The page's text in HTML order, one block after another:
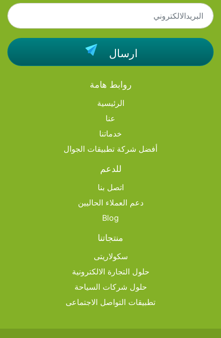
ارسال
روابط هامة
الرئيسية
عنا
خدماتنا
أفضل شركة تطبيقات الجوال
للدعم
اتصل بنا
دعم العملاء الحاليين
Blog
منتجاتنا
سكولاريتى
حلول التجارة الالكترونية
حلول شركات السياحة
تطبيقات التواصل الاجتماعى